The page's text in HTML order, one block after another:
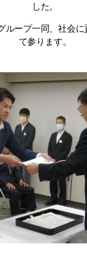
した。
ループ一同、社会
て参ります。